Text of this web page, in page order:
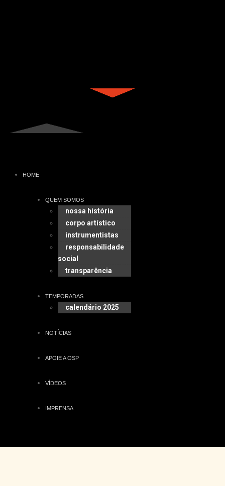
HOME
QUEM SOMOS
nossa história
corpo artístico
instrumentistas
responsabilidade
social
transparência
TEMPORADAS
calendário 2025
NOTÍCIAS
APOIE A OSP
VÍDEOS
IMPRENSA